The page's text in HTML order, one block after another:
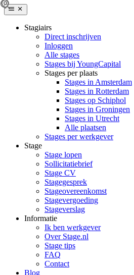
Stagiairs
Direct inschrijven
Inloggen
Alle stages
Stages bij YoungCapital
Stages per plaats
Stages in Amsterdam
Stages in Rotterdam
Stages op Schiphol
Stages in Groningen
Stages in Utrecht
Alle plaatsen
Stages per werkgever
Stage
Stage lopen
Sollicitatiebrief
Stage CV
Stagegesprek
Stageovereenkomst
Stagevergoeding
Stageverslag
Informatie
Ik ben werkgever
Over Stage.nl
Stage tips
FAQ
Contact
Blog